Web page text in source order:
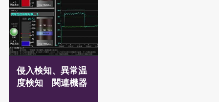
侵入検知、異常温
度検知 関連機器